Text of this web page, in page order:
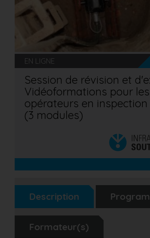
EN LIGNE
Session de révision et
Vidéoformations pour les
opérateurs en inspection
(3 modules)
Description
Formateur(s)